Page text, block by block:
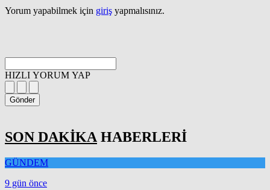
Yorum yapabilmek için giriş yapmalısınız.
HIZLI YORUM YAP
Gönder
SON DAKİKA HABERLERİ
GÜNDEM
9 gün önce